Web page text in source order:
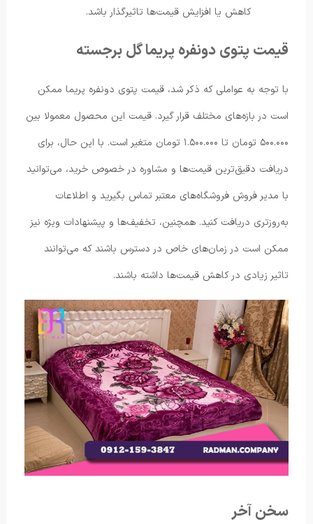
کاهش یا افزایش قیمت‌ها تاثیرگذار باشد.
قیمت پتوی دونفره پریما گل برجسته
با توجه به عواملی که ذکر شد، قیمت پتوی دونفره پریما ممکن
است در بازه‌های مختلف قرار گیرد. قیمت این محصول معمولا بین
۵۰۰.۰۰۰ تومان تا ۱.۵۰۰.۰۰۰ تومان متغیر است. با این حال، برای
دریافت دقیق‌ترین قیمت‌ها و مشاوره در خصوص خرید، می‌توانید
با مدیر فروش فروشگاه‌های معتبر تماس بگیرید و اطلاعات
به‌روزتری دریافت کنید. همچنین، تخفیف‌ها و پیشنهادات ویژه نیز
ممکن است در زمان‌های خاص در دسترس باشند که می‌توانند
تاثیر زیادی در کاهش قیمت‌ها داشته باشند.
سخن آخر